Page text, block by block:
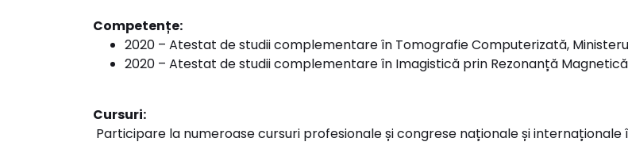
Competențe:
2020 – Atestat de studii complementare în Tomografie Computerizată,
2020 – Atestat de studii complementare în Imagistică prin Rezonanță
Cursuri:
Participare la numeroase cursuri profesionale și congrese naționale și internaționale